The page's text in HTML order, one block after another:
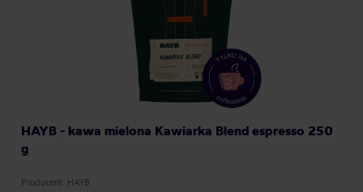
HAYB - kawa mielona Kawiarka Blend espresso 250
g
Producent: HAYB